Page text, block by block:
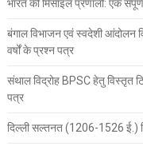
भारत की मिसाइल प्रणाली: एक
बंगाल विभाजन एवं स्वदेशी आंदोलन
वर्षों के प्रश्न पत्र
संथाल विद्रोह BPSC हेतु विस्तृत
पत्र
दिल्ली सल्तनत (1206-1526 ई.)